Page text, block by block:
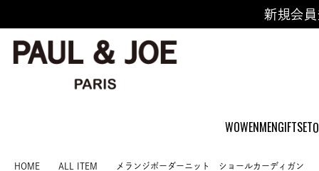
WOWENMENGIFTSET
新規会
HOME ALL ITEM メランジボーダーニット ショールカーディガン